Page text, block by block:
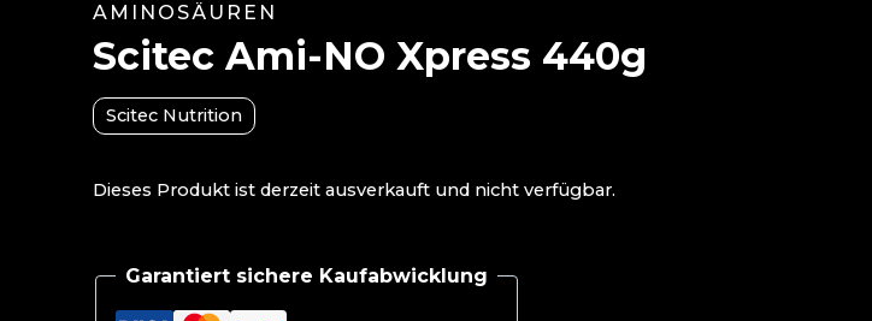
AMINOSÄUREN
Scitec Ami-NO Xpress 440g
Scitec Nutrition
Dieses Produkt ist derzeit ausverkauft und nicht verfügbar.
Garantiert sichere Kaufabwicklung